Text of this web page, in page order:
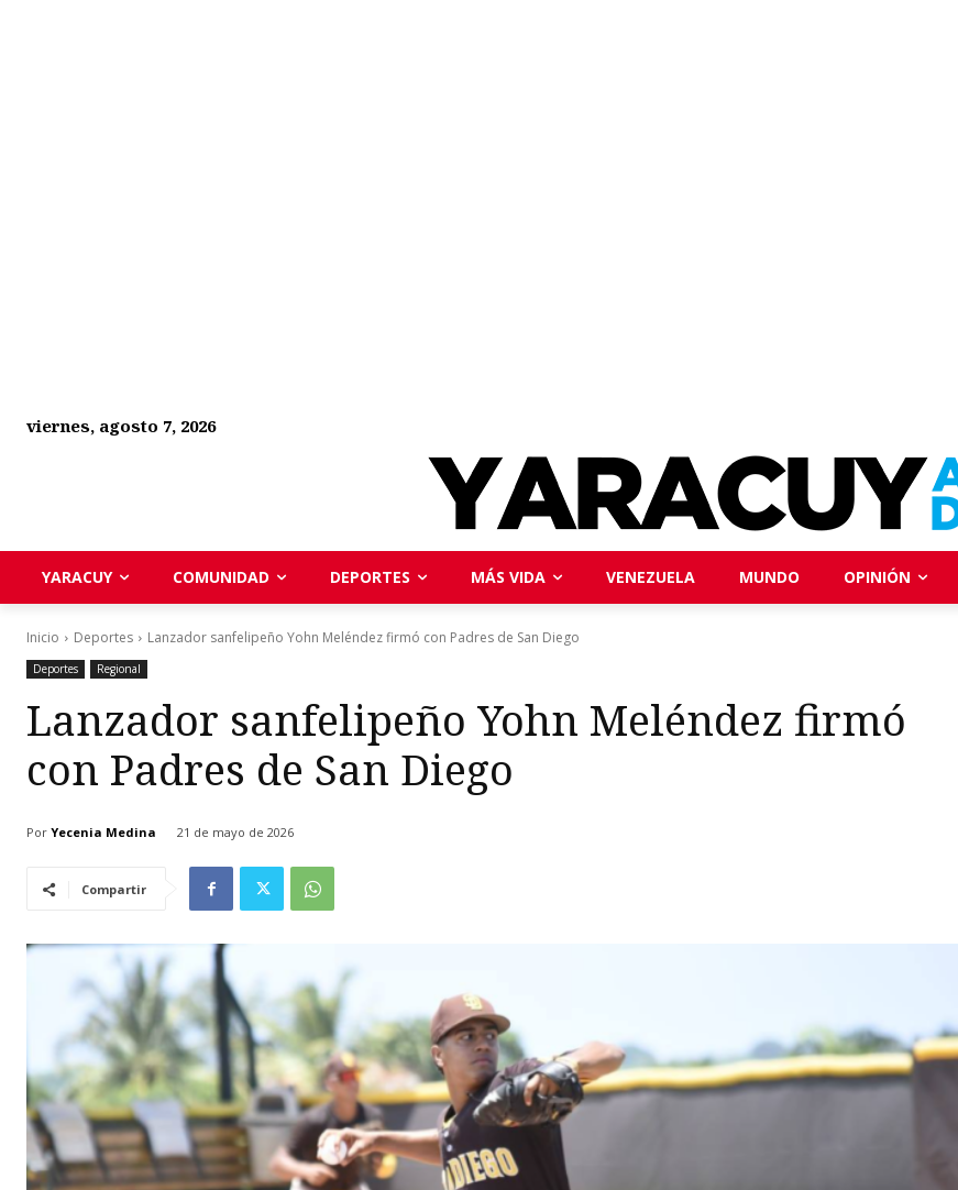
viernes, agosto 7, 2026
YARACUY COMUNIDAD DEPORTES MÁS VIDA VENEZUELA MUNDO OPINIÓN
Inicio Deportes Lanzador sanfelipeño Yohn Meléndez firmó con Padres de San Diego
Deportes Regional
Lanzador sanfelipeño Yohn Meléndez firmó
con Padres de San Diego
Por Yecenia Medina 21 de mayo de 2026
Compartir